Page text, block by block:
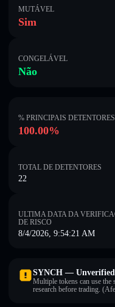
MUTÁVEL
Sim
CONGELÁVEL
Não
% PRINCIPAIS DETENTORES
100.00%
TOTAL DE DETENTORES
22
ULTIMA DATA DA
DE RISCO
8/4/2026, 9:54:21 AM
SYNCH —
Multiple tokens can use the
research before trading.